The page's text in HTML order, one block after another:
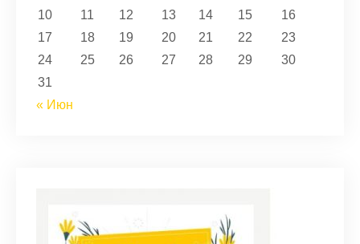
10
11 12 13 14 15
16
17
18 19 20 21 22
23
24
25 26 27 28 29
30
31
« Июн